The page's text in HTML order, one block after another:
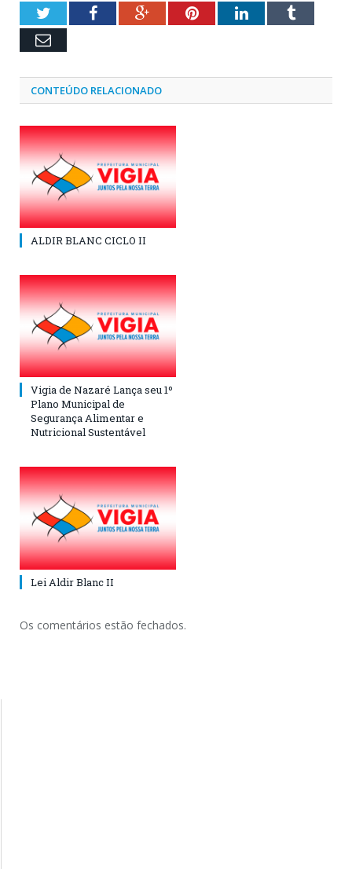
TwitterFacebookGoogle+PinterestLinkedInTumblr
Email
CONTEÚDO RELACIONADO
ALDIR BLANC CICLO II
Vigia de Nazaré Lança seu 1º
Plano Municipal de
Segurança Alimentar e
Nutricional Sustentável
Lei Aldir Blanc II
Os comentários estão fechados.